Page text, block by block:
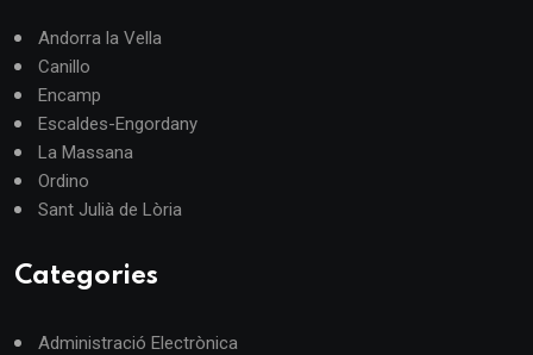
Andorra la Vella
Canillo
Encamp
Escaldes-Engordany
La Massana
Ordino
Sant Julià de Lòria
Categories
Administració Electrònica